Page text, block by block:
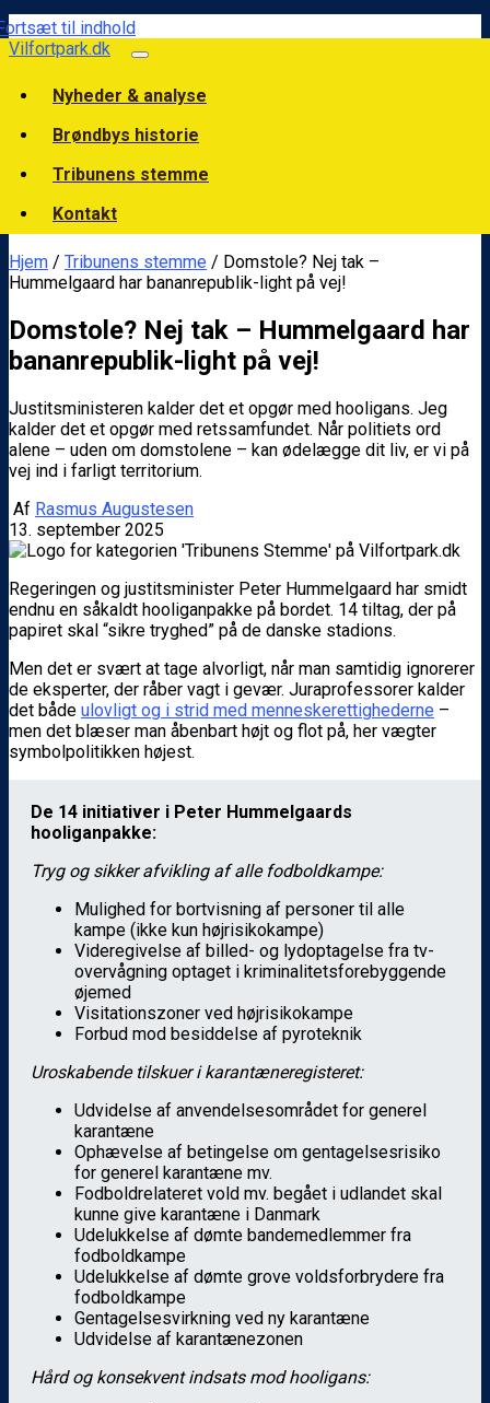
til indhold
Vilfortpark.dk
Nyheder & analyse
Brøndbys historie
Tribunens stemme
Kontakt
Hjem / Tribunens stemme / Domstole? Nej tak –
Hummelgaard har bananrepublik-light på vej!
Domstole? Nej tak – Hummelgaard har
bananrepublik-light på vej!
Justitsministeren kalder det et opgør med hooligans. Jeg
kalder det et opgør med retssamfundet. Når politiets ord
alene – uden om domstolene – kan ødelægge dit liv, er vi på
vej ind i farligt territorium.
Af Rasmus Augustesen
13. september 2025
Regeringen og justitsminister Peter Hummelgaard har smidt
endnu en såkaldt hooliganpakke på bordet. 14 tiltag, der på
papiret skal “sikre tryghed” på de danske stadions.
Men det er svært at tage alvorligt, når man samtidig ignorerer
de eksperter, der råber vagt i gevær. Juraprofessorer kalder
det både ulovligt og i strid med menneskerettighederne –
men det blæser man åbenbart højt og flot på, her vægter
symbolpolitikken højest.
De 14 initiativer i Peter Hummelgaards
hooliganpakke:
Tryg og sikker afvikling af alle fodboldkampe:
Mulighed for bortvisning af personer til alle
kampe (ikke kun højrisikokampe)
Videregivelse af billed- og lydoptagelse fra tv-
overvågning optaget i kriminalitetsforebyggende
øjemed
Visitationszoner ved højrisikokampe
Forbud mod besiddelse af pyroteknik
Uroskabende tilskuer i karantæneregisteret:
Udvidelse af anvendelsesområdet for generel
karantæne
Ophævelse af betingelse om gentagelsesrisiko
for generel karantæne mv.
Fodboldrelateret vold mv. begået i udlandet skal
kunne give karantæne i Danmark
Udelukkelse af dømte bandemedlemmer fra
fodboldkampe
Udelukkelse af dømte grove voldsforbrydere fra
fodboldkampe
Gentagelsesvirkning ved ny karantæne
Udvidelse af karantænezonen
Hård og konsekvent indsats mod hooligans: